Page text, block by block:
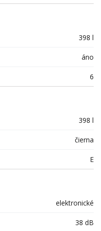
398 l
áno
6
398 l
čierna
E
elektronické
38 dB